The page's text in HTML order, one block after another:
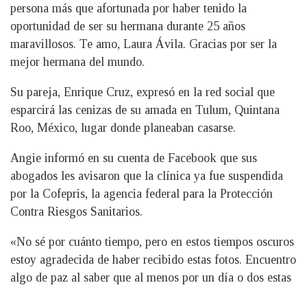
persona más que afortunada por haber tenido la
oportunidad de ser su hermana durante 25 años
maravillosos. Te amo, Laura Ávila. Gracias por ser la
mejor hermana del mundo.
Su pareja, Enrique Cruz, expresó en la red social que
esparcirá las cenizas de su amada en Tulum, Quintana
Roo, México, lugar donde planeaban casarse.
Angie informó en su cuenta de Facebook que sus
abogados les avisaron que la clínica ya fue suspendida
por la Cofepris, la agencia federal para la Protección
Contra Riesgos Sanitarios.
«No sé por cuánto tiempo, pero en estos tiempos oscuros
estoy agradecida de haber recibido estas fotos. Encuentro
algo de paz al saber que al menos por un día o dos estas